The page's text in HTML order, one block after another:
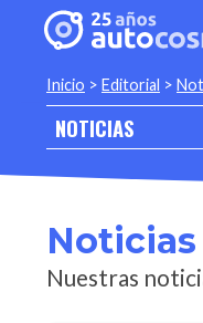
Inicio > Editorial >
NOTICIAS
Nuestras